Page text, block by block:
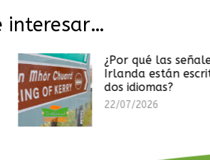
interesar…
¿Por qué las señales en
Irlanda están escritas en
dos idiomas?
22/07/2026